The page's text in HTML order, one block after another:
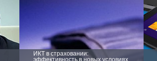
ИКТ в страховании:
эффективность в новых условиях